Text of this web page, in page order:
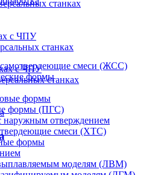
станках
с ЧПУ
станках
с ЧПУ
станках
смеси (ЖСС)
формы
формы
формы (ПГС)
наружным отверждением
смеси (ХТС)
формы
моделям (ЛВМ)